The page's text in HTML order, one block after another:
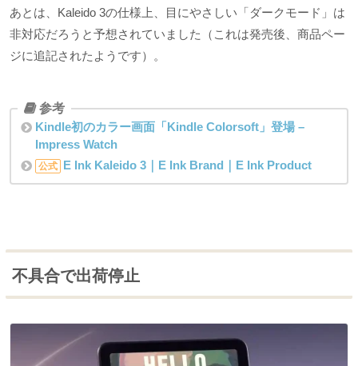
あとは、Kaleido 3の仕様上、目にやさしい「ダークモード」は
非対応だろうと予想されていました（これは発売後、商品ペー
ジに追記されたようです）。
Kindle初のカラー画面「Kindle Colorsoft」登場 –
Impress Watch
公式 E Ink Kaleido 3｜E Ink Brand｜E Ink Product
不具合で出荷停止